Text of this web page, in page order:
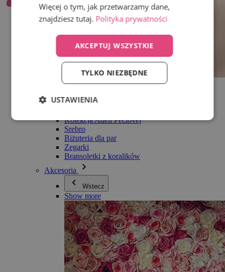
Wszystko w kategorii Biżuteria
Bransoletki
Kolekcja Adéli Pečlovej
Srebro
Biżuteria dla par
Zegarki
Bransoletki z koralików
Akcesoria
Wstecz
Show more
Więcej o tym, jak przetwarzamy dane,
znajdziesz tutaj. Polityka prywatności
AKCEPTUJ WSZYSTKIE
TYLKO NIEZBĘDNE
USTAWIENIA